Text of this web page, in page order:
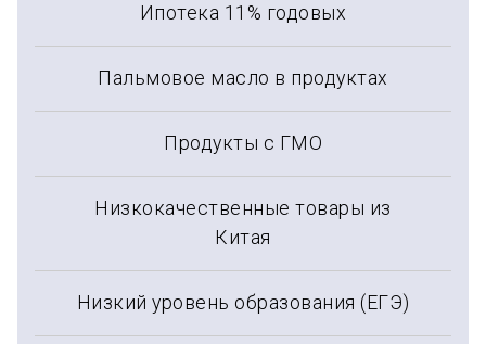
Ипотека 11% годовых
Пальмовое масло в продуктах
Продукты с ГМО
Низкокачественные товары из
Китая
Низкий уровень образования (ЕГЭ)